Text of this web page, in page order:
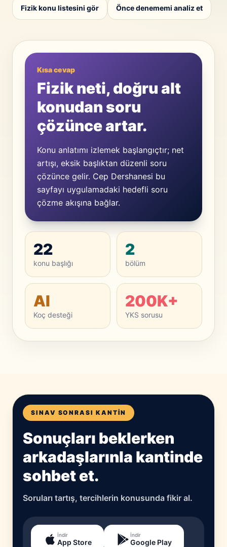
Fizik konu listesini gör Önce denememi analiz et
Kısa cevap
Fizik neti, doğru alt
konudan soru
çözünce artar.
Konu anlatımı izlemek başlangıçtır; net
artışı, eksik başlıktan düzenli soru
çözünce gelir. Cep Dershanesi bu
sayfayı uygulamadaki hedefli soru
çözme akışına bağlar.
22
konu başlığı
2
bölüm
AI
Koç desteği
200K+
YKS sorusu
SINAV SONRASI KANTIN
Sonuçları beklerken
arkadaşlarınla kantinde
sohbet et.
Soruları tartış, tercihlerin konusunda fikir al.
İndir
App Store
İndir
Google Play